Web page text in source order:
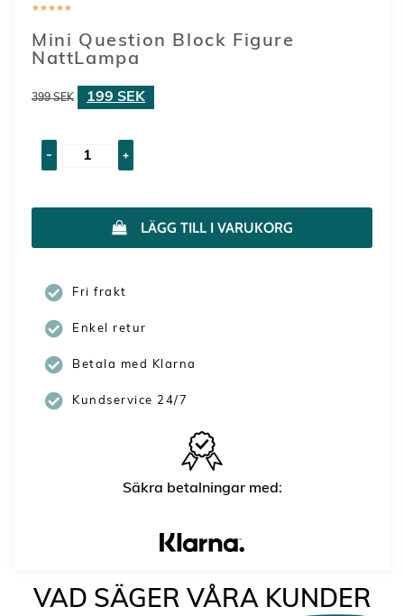
★★★★★
Mini Question Block Figure
NattLampa
399SEK 199 SEK
- +
LÄGG TILL I VARUKORG
Fri frakt
Enkel retur
Betala med Klarna
Kundservice 24/7
Säkra betalningar med:
VAD SÄGER VÅRA KUNDER